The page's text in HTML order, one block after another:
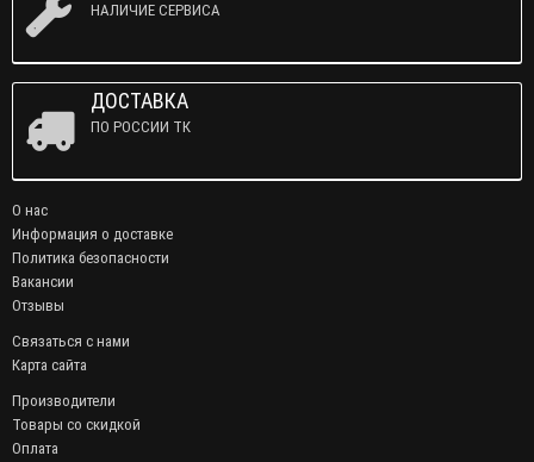
НАЛИЧИЕ СЕРВИСА
ДОСТАВКА
ПО РОССИИ ТК
О нас
Информация о доставке
Политика безопасности
Вакансии
Отзывы
Связаться с нами
Карта сайта
Производители
Товары со скидкой
Оплата